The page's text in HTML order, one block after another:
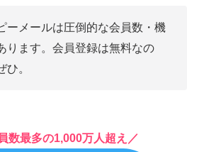
ーメールは圧倒的な会員数・機
ります。会員登録は無料なの
ひ。
数最多の1,000万人超え／